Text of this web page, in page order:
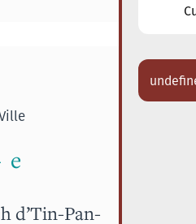
e
d’Tin-Pan-